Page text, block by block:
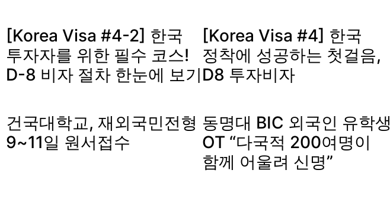
[Korea Visa #4-2] 한국
투자자를 위한 필수 코스!
D-8 비자 절차 한눈에 보기
[Korea Visa #4] 한국
정착에 성공하는 첫걸음,
D8 투자비자
건국대학교, 재외국민전형
9~11일 원서접수
동명대 BIC 외국인 유학생
OT “다국적 200여명이
함께 어울려 신명”